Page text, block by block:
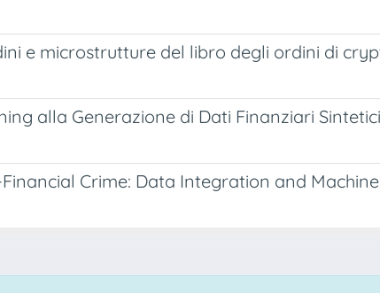
e microstrutture del libro degli ordini di
alla Generazione di Dati Finanziari Sintetici
Crime: Data Integration and